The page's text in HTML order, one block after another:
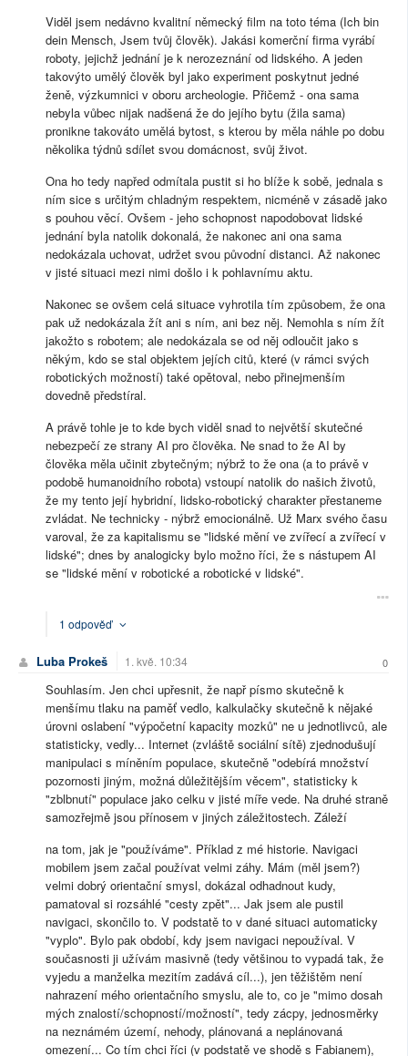
Viděl jsem nedávno kvalitní německý film na toto téma (Ich bin
dein Mensch, Jsem tvůj člověk). Jakási komerční firma vyrábí
roboty, jejichž jednání je k nerozeznání od lidského. A jeden
takovýto umělý člověk byl jako experiment poskytnut jedné
ženě, výzkumnici v oboru archeologie. Přičemž - ona sama
nebyla vůbec nijak nadšená že do jejího bytu (žila sama)
pronikne takováto umělá bytost, s kterou by měla náhle po dobu
několika týdnů sdílet svou domácnost, svůj život.
Ona ho tedy napřed odmítala pustit si ho blíže k sobě, jednala s
ním sice s určitým chladným respektem, nicméně v zásadě jako
s pouhou věcí. Ovšem - jeho schopnost napodobovat lidské
jednání byla natolik dokonalá, že nakonec ani ona sama
nedokázala uchovat, udržet svou původní distanci. Až nakonec
v jisté situaci mezi nimi došlo i k pohlavnímu aktu.
Nakonec se ovšem celá situace vyhrotila tím způsobem, že ona
pak už nedokázala žít ani s ním, ani bez něj. Nemohla s ním žít
jakožto s robotem; ale nedokázala se od něj odloučit jako s
někým, kdo se stal objektem jejích citů, které (v rámci svých
robotických možností) také opětoval, nebo přinejmenším
dovedně předstíral.
A právě tohle je to kde bych viděl snad to největší skutečné
nebezpečí ze strany AI pro člověka. Ne snad to že AI by
člověka měla učinit zbytečným; nýbrž to že ona (a to právě v
podobě humanoidního robota) vstoupí natolik do našich životů,
že my tento její hybridní, lidsko-robotický charakter přestaneme
zvládat. Ne technicky - nýbrž emocionálně. Už Marx svého času
varoval, že za kapitalismu se "lidské mění ve zvířecí a zvířecí v
lidské"; dnes by analogicky bylo možno říci, že s nástupem AI
se "lidské mění v robotické a robotické v lidské".
1 odpověď
Luba Prokeš 1. kvě. 10:34 0
Souhlasím. Jen chci upřesnit, že např písmo skutečně k
menšímu tlaku na paměť vedlo, kalkulačky skutečně k nějaké
úrovni oslabení "výpočetní kapacity mozků" ne u jednotlivců, ale
statisticky, vedly... Internet (zvláště sociální sítě) zjednodušují
manipulaci s míněním populace, skutečně "odebírá množství
pozornosti jiným, možná důležitějším věcem", statisticky k
"zblbnutí" populace jako celku v jisté míře vede. Na druhé straně
samozřejmě jsou přínosem v jiných záležitostech. Záleží
na tom, jak je "používáme". Příklad z mé historie. Navigaci
mobilem jsem začal používat velmi záhy. Mám (měl jsem?)
velmi dobrý orientační smysl, dokázal odhadnout kudy,
pamatoval si rozsáhlé "cesty zpět"... Jak jsem ale pustil
navigaci, skončilo to. V podstatě to v dané situaci automaticky
"vyplo". Bylo pak období, kdy jsem navigaci nepoužíval. V
současnosti ji užívám masivně (tedy většinou to vypadá tak, že
vyjedu a manželka mezitím zadává cíl...), jen těžištěm není
nahrazení mého orientačního smyslu, ale to, co je "mimo dosah
mých znalostí/schopností/možností", tedy zácpy, jednosměrky
na neznámém území, nehody, plánovaná a neplánovaná
omezení... Co tím chci říci (v podstatě ve shodě s Fabianem),